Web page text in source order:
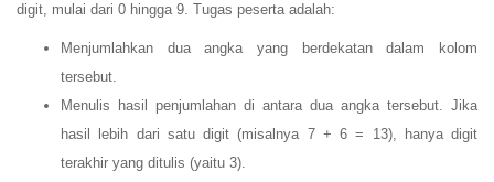
digit, mulai dari 0 hingga 9. Tugas peserta adalah:
Menjumlahkan dua angka yang berdekatan dalam kolom
tersebut.
Menulis hasil penjumlahan di antara dua angka tersebut. Jika
hasil lebih dari satu digit (misalnya 7 + 6 = 13), hanya digit
terakhir yang ditulis (yaitu 3).